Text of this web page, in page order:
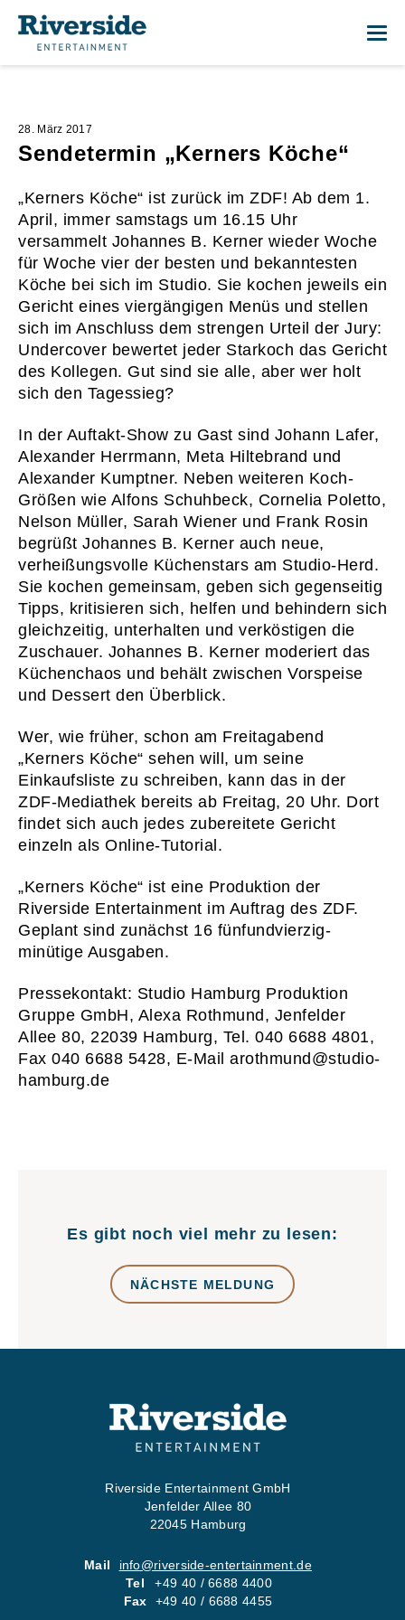
28. März 2017
Sendetermin „Kerners Köche“
„Kerners Köche“ ist zurück im ZDF! Ab dem 1.
April, immer samstags um 16.15 Uhr
versammelt Johannes B. Kerner wieder Woche
für Woche vier der besten und bekanntesten
Köche bei sich im Studio. Sie kochen jeweils ein
Gericht eines viergängigen Menüs und stellen
sich im Anschluss dem strengen Urteil der Jury:
Undercover bewertet jeder Starkoch das Gericht
des Kollegen. Gut sind sie alle, aber wer holt
sich den Tagessieg?
In der Auftakt-Show zu Gast sind Johann Lafer,
Alexander Herrmann, Meta Hiltebrand und
Alexander Kumptner. Neben weiteren Koch-
Größen wie Alfons Schuhbeck, Cornelia Poletto,
Nelson Müller, Sarah Wiener und Frank Rosin
begrüßt Johannes B. Kerner auch neue,
verheißungsvolle Küchenstars am Studio-Herd.
Sie kochen gemeinsam, geben sich gegenseitig
Tipps, kritisieren sich, helfen und behindern sich
gleichzeitig, unterhalten und verköstigen die
Zuschauer. Johannes B. Kerner moderiert das
Küchenchaos und behält zwischen Vorspeise
und Dessert den Überblick.
Wer, wie früher, schon am Freitagabend
„Kerners Köche“ sehen will, um seine
Einkaufsliste zu schreiben, kann das in der
ZDF-Mediathek bereits ab Freitag, 20 Uhr. Dort
findet sich auch jedes zubereitete Gericht
einzeln als Online-Tutorial.
„Kerners Köche“ ist eine Produktion der
Riverside Entertainment im Auftrag des ZDF.
Geplant sind zunächst 16 fünfundvierzig-
minütige Ausgaben.
Pressekontakt: Studio Hamburg Produktion
Gruppe GmbH, Alexa Rothmund, Jenfelder
Allee 80, 22039 Hamburg, Tel. 040 6688 4801,
Fax 040 6688 5428, E-Mail arothmund@studio-
hamburg.de
Es gibt noch viel mehr zu lesen:
NÄCHSTE MELDUNG
Riverside Entertainment GmbH
Jenfelder Allee 80
22045 Hamburg
Mail
info@riverside-entertainment.de
Tel
+49 40 / 6688 4400
Fax
+49 40 / 6688 4455
02
03
05
06
Newsletter